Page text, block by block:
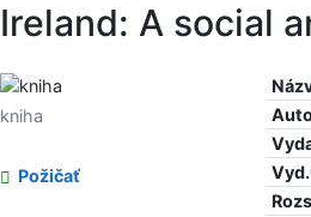
Ireland: A social
kniha
Požičať